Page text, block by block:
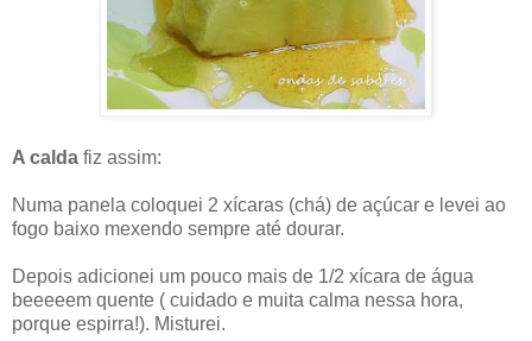
A calda fiz assim:
Numa panela coloquei 2 xícaras (chá) de açúcar e levei ao
fogo baixo mexendo sempre até dourar.
Depois adicionei um pouco mais de 1/2 xícara de água
beeeeem quente ( cuidado e muita calma nessa hora,
porque espirra!). Misturei.